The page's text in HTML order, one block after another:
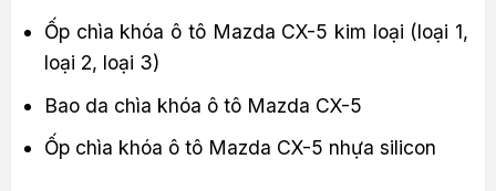
Ốp chìa khóa ô tô Mazda CX-5 kim loại (loại 1,
loại 2, loại 3)
Bao da chìa khóa ô tô Mazda CX-5
Ốp chìa khóa ô tô Mazda CX-5 nhựa silicon